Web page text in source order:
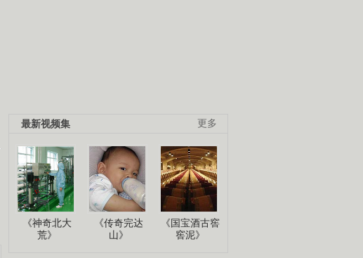
更多
最新视频集
《神奇北大
荒》
《传奇完达
山》
《国宝酒古窖
窖泥》